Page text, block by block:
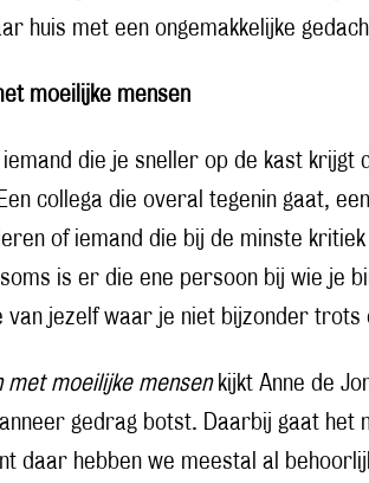
huis met een ongemakkelijke
moeilijke mensen
die je sneller op de kast krijgt
collega die overal tegenin gaat,
of iemand die bij de minste
is er die ene persoon bij wie je
van jezelf waar je niet bijzonder trots
met moeilijke mensenkijkt Anne de
gedrag botst. Daarbij gaat het
daar hebben we meestal al